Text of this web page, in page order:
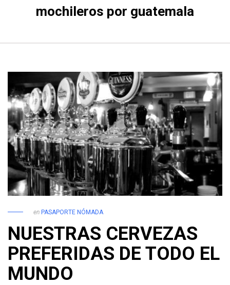
mochileros por guatemala
en PASAPORTE NÓMADA
NUESTRAS CERVEZAS
PREFERIDAS DE TODO EL
MUNDO